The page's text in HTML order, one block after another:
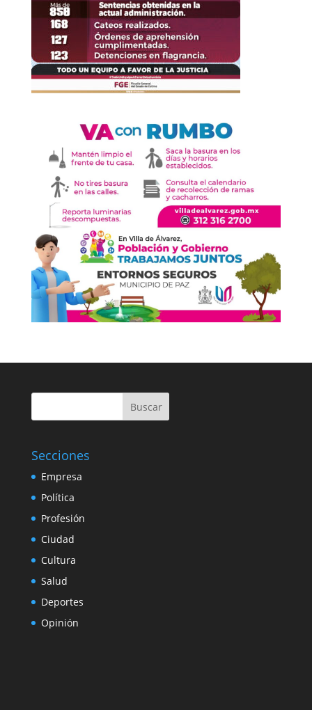
Buscar
Secciones
Empresa
Política
Profesión
Ciudad
Cultura
Salud
Deportes
Opinión